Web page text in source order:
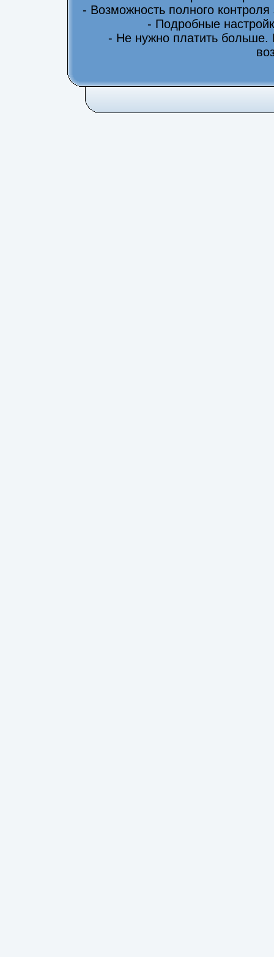
- Возможность полного
- Подробные
- Не нужно платить больше.